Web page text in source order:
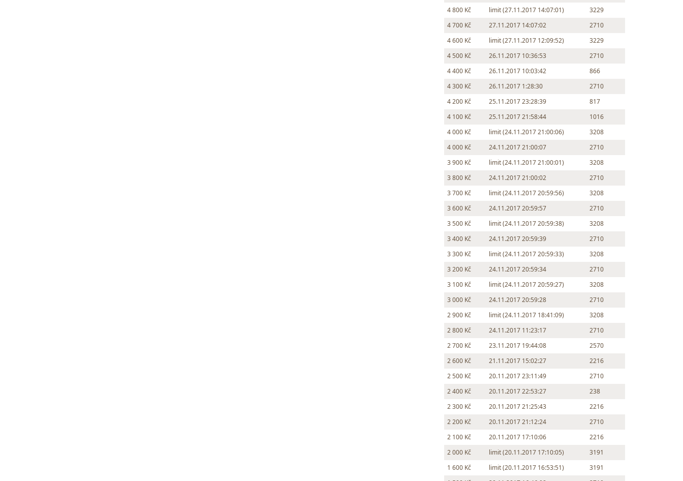
4 800 Kč
limit (27.11.2017 14:07:01)
3229
4 700 Kč
27.11.2017 14:07:02
2710
4 600 Kč
limit (27.11.2017 12:09:52)
3229
4 500 Kč
26.11.2017 10:36:53
2710
4 400 Kč
26.11.2017 10:03:42
866
4 300 Kč
26.11.2017 1:28:30
2710
4 200 Kč
25.11.2017 23:28:39
817
4 100 Kč
25.11.2017 21:58:44
1016
4 000 Kč
limit (24.11.2017 21:00:06)
3208
4 000 Kč
24.11.2017 21:00:07
2710
3 900 Kč
limit (24.11.2017 21:00:01)
3208
3 800 Kč
24.11.2017 21:00:02
2710
3 700 Kč
limit (24.11.2017 20:59:56)
3208
3 600 Kč
24.11.2017 20:59:57
2710
3 500 Kč
limit (24.11.2017 20:59:38)
3208
3 400 Kč
24.11.2017 20:59:39
2710
3 300 Kč
limit (24.11.2017 20:59:33)
3208
3 200 Kč
24.11.2017 20:59:34
2710
3 100 Kč
limit (24.11.2017 20:59:27)
3208
3 000 Kč
24.11.2017 20:59:28
2710
2 900 Kč
limit (24.11.2017 18:41:09)
3208
2 800 Kč
24.11.2017 11:23:17
2710
2 700 Kč
23.11.2017 19:44:08
2570
2 600 Kč
21.11.2017 15:02:27
2216
2 500 Kč
20.11.2017 23:11:49
2710
2 400 Kč
20.11.2017 22:53:27
238
2 300 Kč
20.11.2017 21:25:43
2216
2 200 Kč
20.11.2017 21:12:24
2710
2 100 Kč
20.11.2017 17:10:06
2216
2 000 Kč
limit (20.11.2017 17:10:05)
3191
1 600 Kč
limit (20.11.2017 16:53:51)
3191